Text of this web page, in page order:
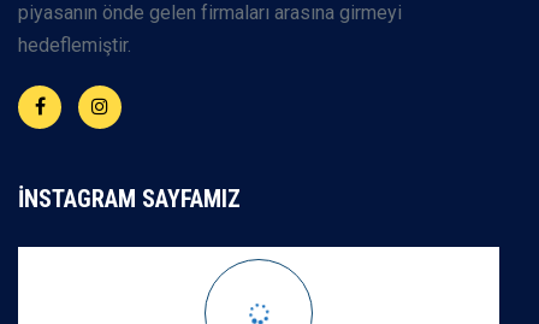
piyasanın önde gelen firmaları arasına girmeyi
hedeflemiştir.
İNSTAGRAM SAYFAMIZ